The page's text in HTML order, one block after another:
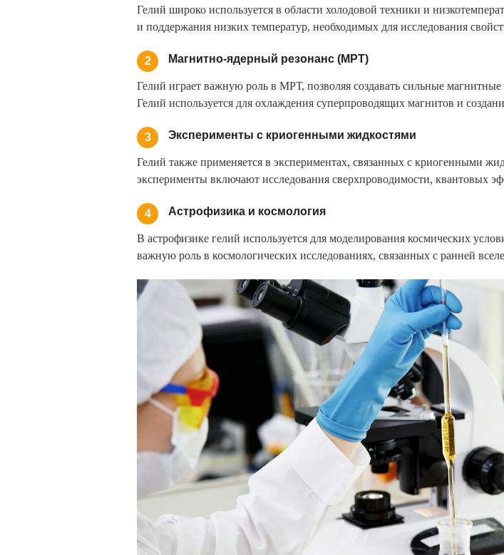
Гелий широко используется в области холодовой техники и
и поддержания низких температур, необходимых для исследования
2 Магнитно-ядерный резонанс (МРТ)
Гелий играет важную роль в МРТ, позволяя создавать сильные магнитные
Гелий используется для охлаждения суперпроводящих магнитов и
3 Эксперименты с криогенными жидкостями
Гелий также применяется в экспериментах, связанных с криогенными
эксперименты включают исследования сверхпроводимости, квантовых
4 Астрофизика и космология
В астрофизике гелий используется для моделирования космических
важную роль в космологических исследованиях, связанных с ранней